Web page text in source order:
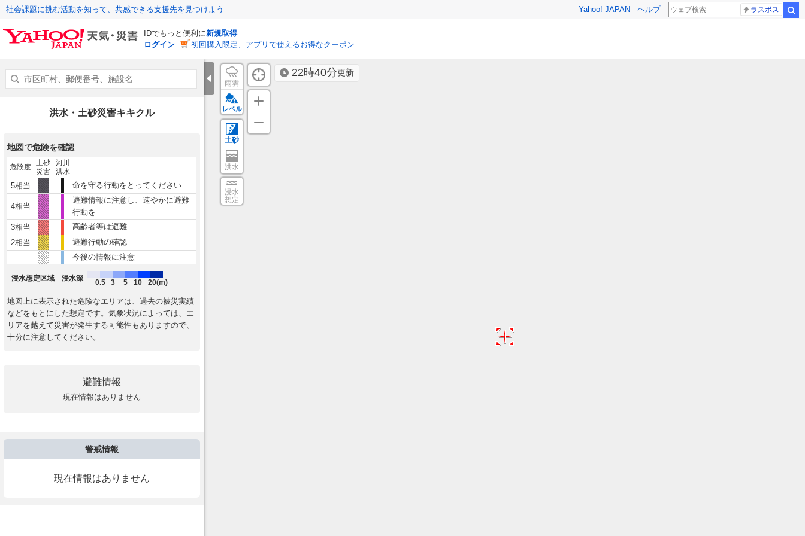
社会課題に挑む活動を知って、共感できる支援先を見つけよう Yahoo! JAPAN ヘルプ ラスボス
IDでもっと便利に新規取得
ログイン
初回購入限定、アプリで使えるお得なクーポン
22時40分更新
雨雲
レベル
土砂
洪水
浸水
想定
洪水・土砂災害キキクル
地図で危険を確認
危険度 土砂
災害
河川
洪水
5相当 命を守る行動をとってください
4相当
避難情報に注意し、速やかに避難
行動を
3相当
高齢者等は避難
2相当
避難行動の確認
今後の情報に注意
浸水想定区域 浸水深
0.5 3 5 10 20(m)
地図上に表示された危険なエリアは、過去の被災実績
などをもとにした想定です。気象状況によっては、エ
リアを越えて災害が発生する可能性もありますので、
十分に注意してください。
避難情報
現在情報はありません
警戒情報
現在情報はありません